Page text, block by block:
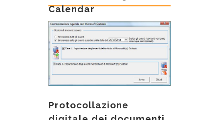
Calendar
Protocollazione